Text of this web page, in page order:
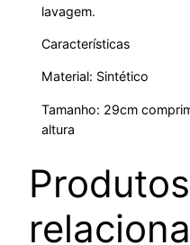
lavagem.
Características
Material: Sintético
Tamanho: 29cm
altura
Produtos